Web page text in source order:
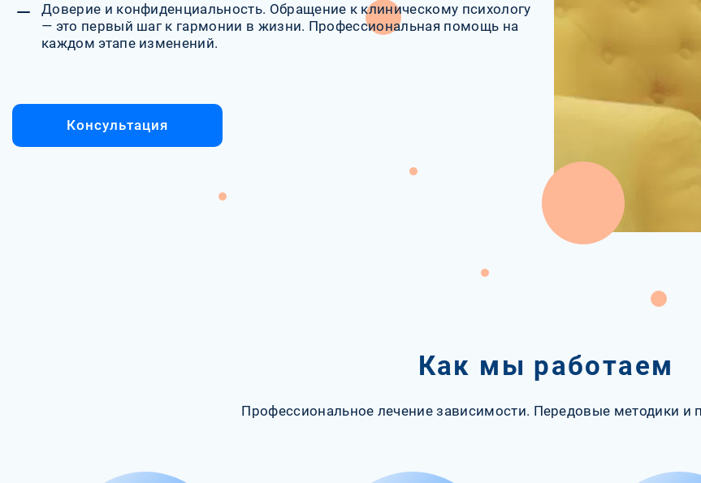
Доверие и конфиденциальность. Обращение к клиническому психологу
— это первый шаг к гармонии в жизни. Профессиональная помощь на
каждом этапе изменений.
Консультация
Как мы работаем
Профессиональное лечение зависимости. Передовые методики и